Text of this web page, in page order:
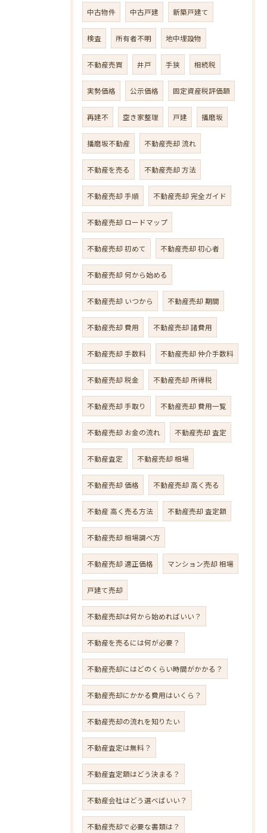
中古物件 中古戸建 新築戸建て
検査 所有者不明 地中埋設物
不動産売買 井戸 手狭 相続税
実勢価格 公示価格 固定資産税評価額
再建不 空き家整理 戸建 播磨坂
播磨坂不動産 不動産売却 流れ
不動産を売る 不動産売却 方法
不動産売却 手順 不動産売却 完全ガイド
不動産売却 ロードマップ
不動産売却 初めて 不動産売却 初心者
不動産売却 何から始める
不動産売却 いつから 不動産売却 期間
不動産売却 費用 不動産売却 諸費用
不動産売却 手数料 不動産売却 仲介手数料
不動産売却 税金 不動産売却 所得税
不動産売却 手取り 不動産売却 費用一覧
不動産売却 お金の流れ 不動産売却 査定
不動産査定 不動産売却 相場
不動産売却 価格 不動産売却 高く売る
不動産 高く売る方法 不動産売却 査定額
不動産売却 相場調べ方
不動産売却 適正価格 マンション売却 相場
戸建て売却
不動産売却は何から始めればいい？
不動産を売るには何が必要？
不動産売却にはどのくらい時間がかかる？
不動産売却にかかる費用はいくら？
不動産売却の流れを知りたい
不動産査定は無料？
不動産査定額はどう決まる？
不動産会社はどう選べばいい？
不動産売却で必要な書類は？